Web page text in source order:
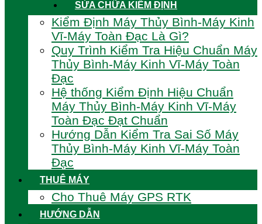
SỬA CHỮA KIỂM ĐỊNH
Kiểm Định Máy Thủy Bình-Máy Kinh
Vĩ-Máy Toàn Đạc Là Gì?
Quy Trình Kiểm Tra Hiệu Chuẩn Máy
Thủy Bình-Máy Kinh Vĩ-Máy Toàn
Đạc
Hệ thống Kiểm Định Hiệu Chuẩn
Máy Thủy Bình-Máy Kinh Vĩ-Máy
Toàn Đạc Đạt Chuẩn
Hướng Dẫn Kiểm Tra Sai Số Máy
Thủy Bình-Máy Kinh Vĩ-Máy Toàn
Đạc
THUÊ MÁY
Cho Thuê Máy GPS RTK
HƯỚNG DẪN